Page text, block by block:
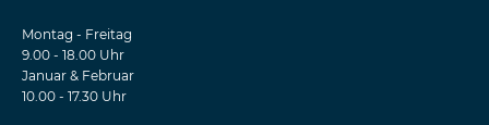
Montag - Freitag
9.00 - 18.00 Uhr
Januar & Februar
10.00 - 17.30 Uhr